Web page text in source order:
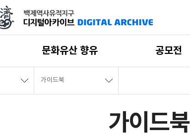
문화유산 향유 공모전
가이드북
가이드북